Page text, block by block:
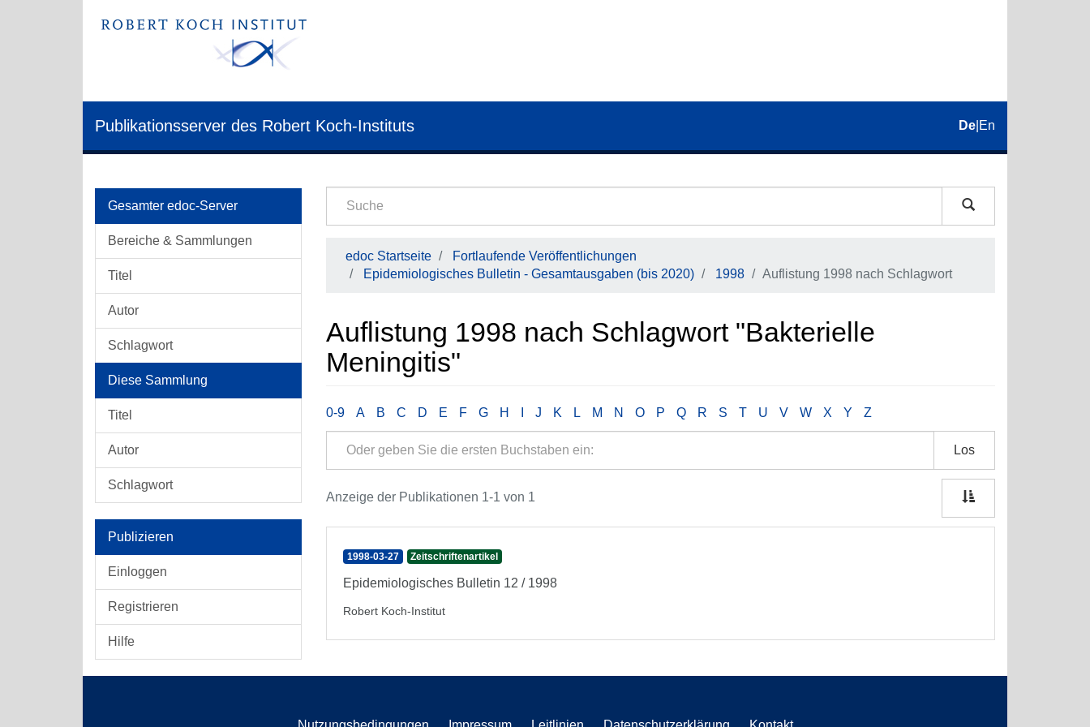
Publikationsserver des Robert Koch-Instituts De En
Gesamter edoc-Server
Bereiche & Sammlungen
Titel
Autor
Schlagwort
Diese Sammlung
Titel
Autor
Schlagwort
Publizieren
Einloggen
Registrieren
Hilfe
edoc Startseite
Fortlaufende Veröffentlichungen
Epidemiologisches Bulletin - Gesamtausgaben (bis 2020)
1998 Auflistung 1998 nach Schlagwort
Auflistung 1998 nach Schlagwort "Bakterielle
Meningitis"
0-9 A B C D E F G H J K L M N O P Q R S T U V W X Y Z
Los
Anzeige der Publikationen 1-1 von 1
1998-03-27 Zeitschriftenartikel
Epidemiologisches Bulletin 12 / 1998
Robert Koch-Institut